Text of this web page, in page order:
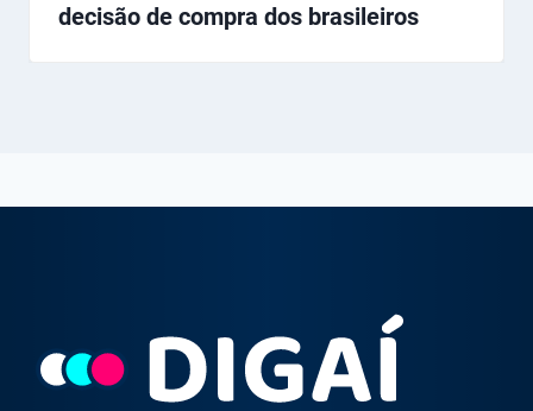
decisão de compra dos brasileiros